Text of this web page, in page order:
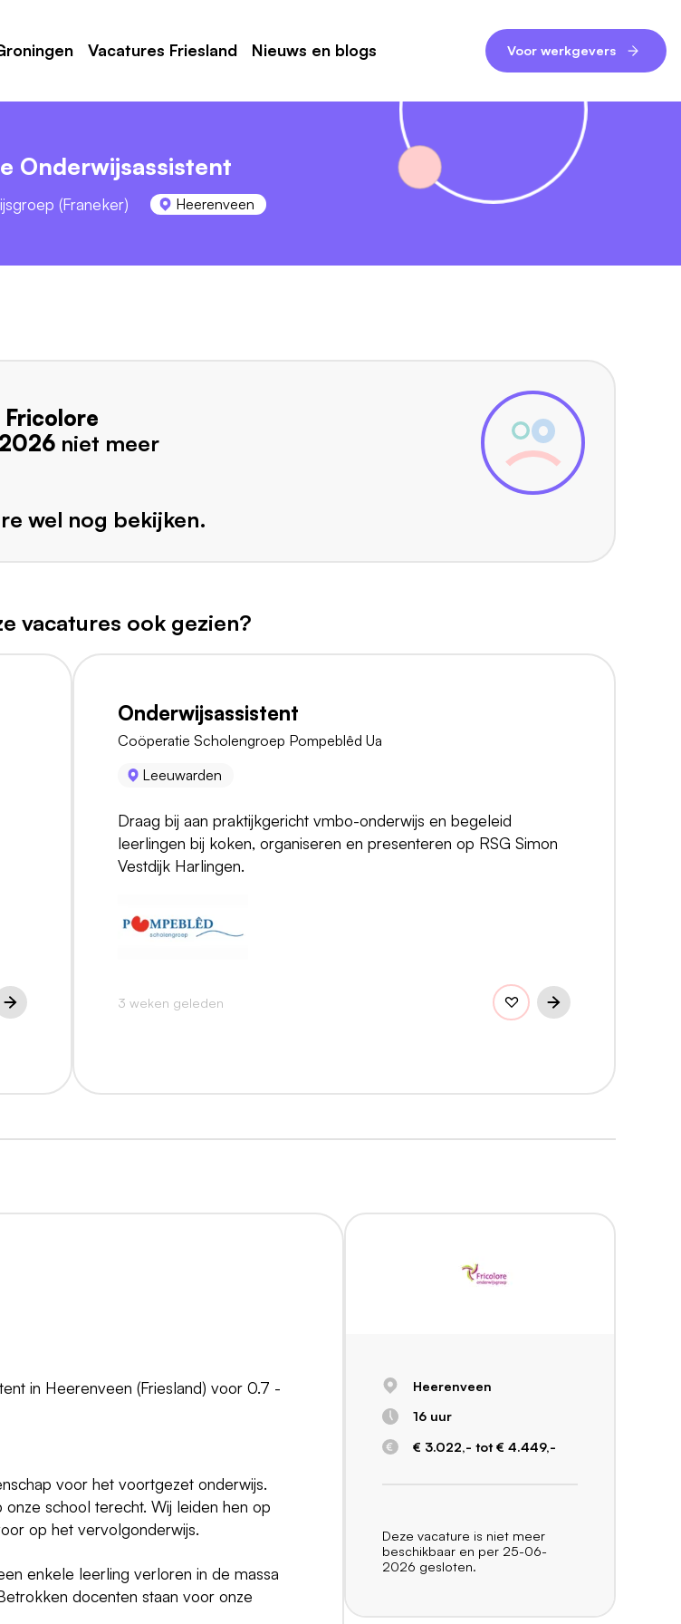
Vacatures Friesland Nieuws en blogs Voor werkgevers
Onderwijsassistent
(Franeker) Heerenveen
Fricolore
niet meer
wel nog bekijken.
vacatures ook gezien?
Onderwijsassistent
Coöperatie Scholengroep Pompeblêd Ua
Leeuwarden
Draag bij aan praktijkgericht vmbo-onderwijs en begeleid
leerlingen bij koken, organiseren en presenteren op RSG Simon
Vestdijk Harlingen.
3 weken geleden
in Heerenveen (Friesland) voor 0.7 -
voor het voortgezet onderwijs.
school terecht. Wij leiden hen op
op het vervolgonderwijs.
enkele leerling verloren in de massa
docenten staan voor onze
Heerenveen
16 uur
€ 3.022,- tot € 4.449,-
Deze vacature is niet meer
beschikbaar en per 25-06-
2026 gesloten.